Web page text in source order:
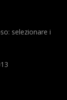
selezionare i